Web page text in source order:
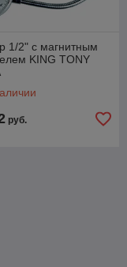
1/2" с магнитным
KING TONY
руб.